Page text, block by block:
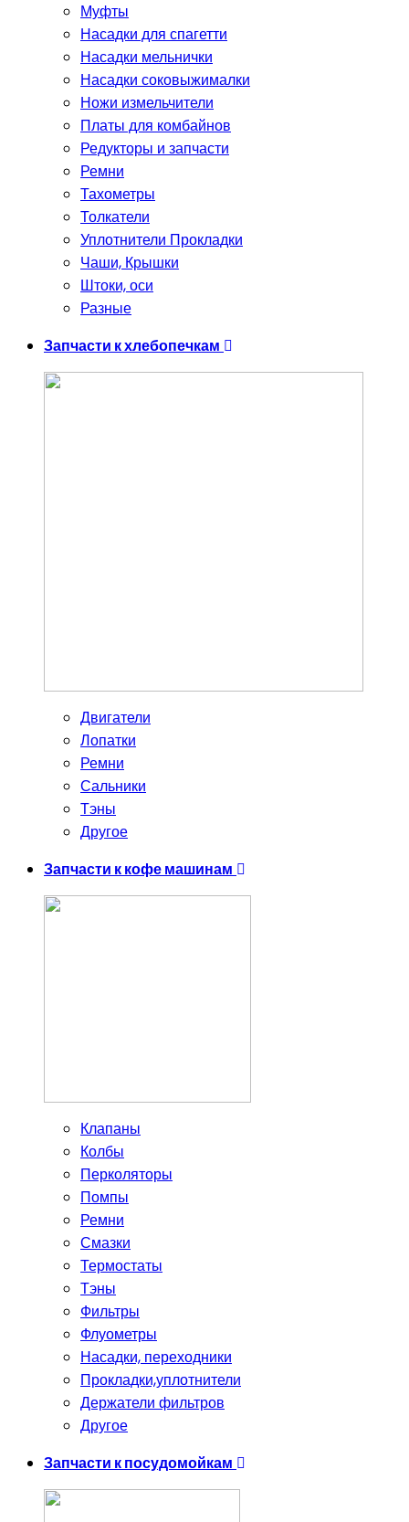
Муфты
Насадки для спагетти
Насадки мельнички
Насадки соковыжималки
Ножи измельчители
Платы для комбайнов
Редукторы и запчасти
Ремни
Тахометры
Толкатели
Уплотнители Прокладки
Чаши, Крышки
Штоки, оси
Разные
Запчасти к хлебопечкам
Двигатели
Лопатки
Ремни
Сальники
Тэны
Другое
Запчасти к кофе машинам
Клапаны
Колбы
Перколяторы
Помпы
Ремни
Смазки
Термостаты
Тэны
Фильтры
Флуометры
Насадки, переходники
Прокладки,уплотнители
Держатели фильтров
Другое
Запчасти к посудомойкам